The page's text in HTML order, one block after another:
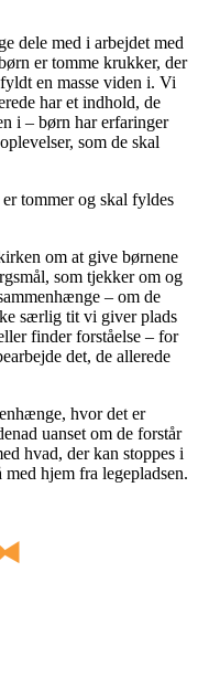
dele med i arbejdet med
er tomme krukker, der
en masse viden i. Vi
har et indhold, de
i – børn har erfaringer
som de skal
tommer og skal fyldes
om at give børnene
som tjekker om og
– om de
særlig tit vi giver plads
finder forståelse – for
det, de allerede
hvor det er
uanset om de forstår
hvad, der kan stoppes i
hjem fra legepladsen.